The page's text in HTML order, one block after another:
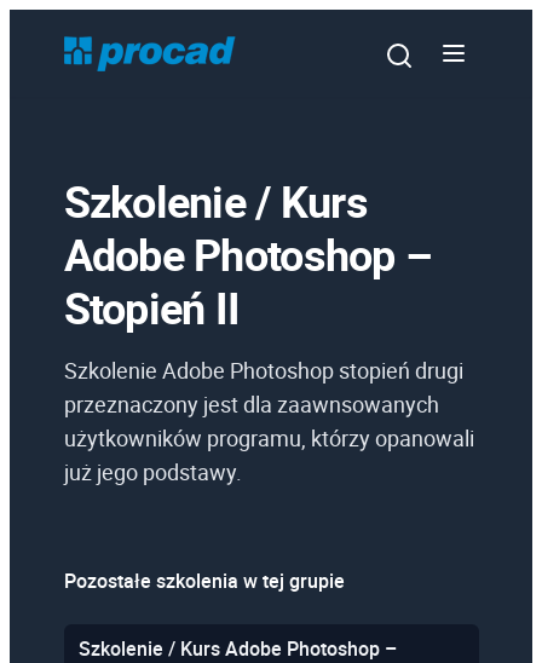
Szkolenie / Kurs
Adobe Photoshop –
Stopień II
Szkolenie Adobe Photoshop stopień drugi
przeznaczony jest dla zaawnsowanych
użytkowników programu, którzy opanowali
już jego podstawy.
Pozostałe szkolenia w tej grupie
Szkolenie / Kurs Adobe Photoshop –
Oprogramowanie
Szkolenia
Usługi
Urządzenia i serwis
Promocje